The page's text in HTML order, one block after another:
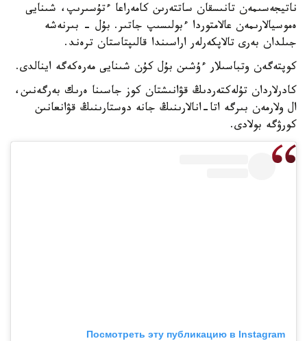
ناتيجەسىمەن تانىسقان ساتتەرىن كامەراعا ءتۇسىرىپ، شىنايى
ەموسيالارىمەن عالامتوردا ءبولىسىپ جاتىر. بۇل - بىرنەشە
جىلدان بەرى تالاپكەرلەر اراسىندا قالىپتاستان ترەند.
كوپتەگەن وتباسىلار ءۇشىن بۇل كۇن شىنايى مەرەكەگە اينالدى.
كادرلاردان تۇلەكتەردىڭ قۋانىشتان كوز جاسىنا ەرىك بەرگەنىن،
ال ولارمەن بىرگە اتا-انالارىنىڭ جانە دوستارىنىڭ قۋانعانىن
كورۋگە بولادى.
Посмотреть эту публикацию в Instagram